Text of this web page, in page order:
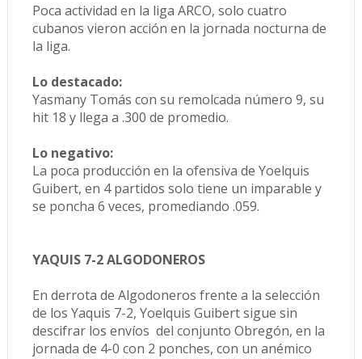
Poca actividad en la liga ARCO, solo cuatro
cubanos vieron acción en la jornada nocturna de
la liga.
Lo destacado:
Yasmany Tomás con su remolcada número 9, su
hit 18 y llega a .300 de promedio.
Lo negativo:
La poca producción en la ofensiva de Yoelquis
Guibert, en 4 partidos solo tiene un imparable y
se poncha 6 veces, promediando .059.
YAQUIS 7-2 ALGODONEROS
En derrota de Algodoneros frente a la selección
de los Yaquis 7-2, Yoelquis Guibert sigue sin
descifrar los envíos del conjunto Obregón, en la
jornada de 4-0 con 2 ponches, con un anémico